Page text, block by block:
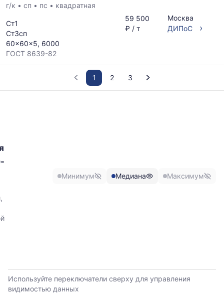
г/к • сп • пс • квадратная
Ст1
Ст3сп
60x60x5, 6000
ГОСТ 8639-82
59 500
₽ / т
Москва
ДИПоС
›
1 2 3
динамику,
чтобы
Минимум Медиана Максимум
Используйте переключатели сверху для управления
видимостью данных